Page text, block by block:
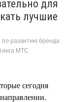
для
лучшие
по развитию бренда
МТС
сегодня